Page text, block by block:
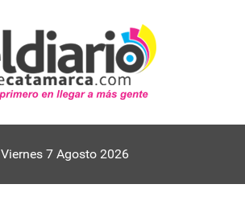
Viernes 7 Agosto 2026